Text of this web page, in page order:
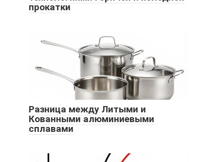
прокатки
Разница между Литыми и
Кованными алюминиевыми
сплавами